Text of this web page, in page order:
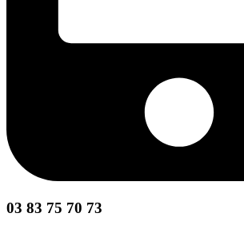
03 83 75 70 73